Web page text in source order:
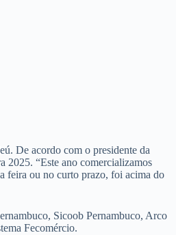
De acordo com o presidente da
2025. “Este ano comercializamos
feira ou no curto prazo, foi acima do
Sicoob Pernambuco, Arco
Fecomércio.